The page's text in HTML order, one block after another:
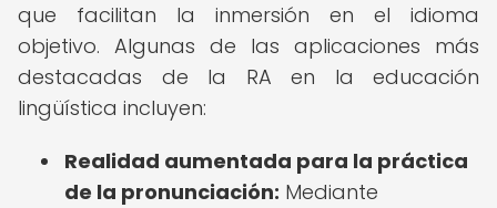
que facilitan la inmersión en el idioma
objetivo. Algunas de las aplicaciones más
destacadas de la RA en la educación
lingüística incluyen:
Realidad aumentada para la práctica
de la pronunciación: Mediante